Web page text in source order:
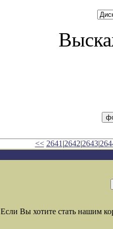
<< 2641 |2642|2643|
Если Вы хотите стать нашим